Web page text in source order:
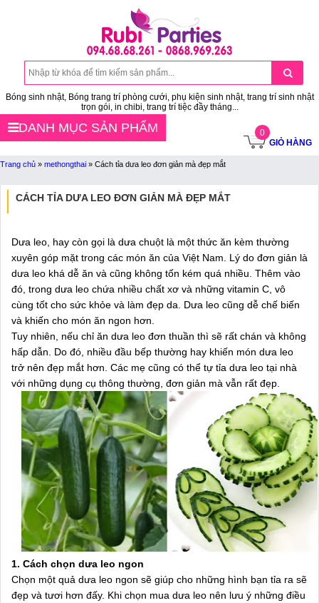
Bóng sinh nhật, Bóng trang trí phòng cưới, phụ kiện sinh nhật, trang trí sinh nhật
trọn gói, in chibi, trang trí tiệc đầy tháng...
0
GIỎ HÀNG
DANH MỤC SẢN PHẨM
Trang chủ » methongthai » Cách tỉa dưa leo đơn giản mà đẹp mắt
CÁCH TỈA DƯA LEO ĐƠN GIẢN MÀ ĐẸP MẮT
Dưa leo, hay còn gọi là dưa chuột là một thức ăn kèm thường
xuyên góp mặt trong các món ăn của Việt Nam. Lý do đơn giản là
dưa leo khá dễ ăn và cũng không tốn kém quá nhiều. Thêm vào
đó, trong dưa leo chứa nhiều chất xơ và những vitamin C, vô
cùng tốt cho sức khỏe và làm đẹp da. Dưa leo cũng dễ chế biến
và khiến cho món ăn ngon hơn.
Tuy nhiên, nếu chỉ ăn dưa leo đơn thuần thì sẽ rất chán và không
hấp dẫn. Do đó, nhiều đầu bếp thường hay khiến món dưa leo
trở nên đẹp mắt hơn. Các mẹ cũng có thể tự tỉa dưa leo tại nhà
với những dụng cụ thông thường, đơn giản mà vẫn rất đẹp.
1. Cách chọn dưa leo ngon
Chọn một quả dưa leo ngon sẽ giúp cho những hình bạn tỉa ra sẽ
đẹp và tươi hơn đấy. Khi chọn mua dưa leo nên lưu ý những điều